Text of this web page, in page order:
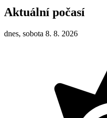
Aktuální počasí
dnes, sobota 8. 8. 2026